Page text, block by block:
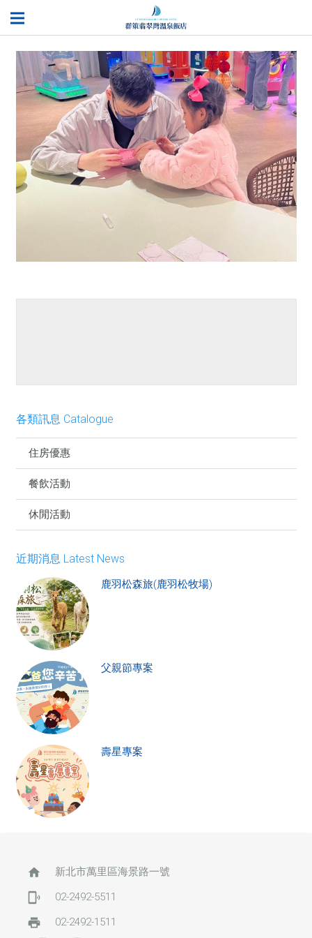
各類訊息 Catalogue
住房優惠
餐飲活動
休閒活動
近期消息 Latest News
鹿羽松森旅(鹿羽松牧場)
父親節專案
壽星專案
home 新北市萬里區海景路一號
phonelink_ring 02-2492-5511
print 02-2492-1511